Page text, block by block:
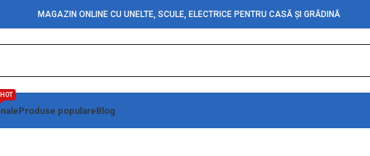
MAGAZIN ONLINE CU UNELTE, SCULE, ELECTRICE PENTRU CASĂ ȘI GRĂDINĂ
HOT
Produse populareBlog